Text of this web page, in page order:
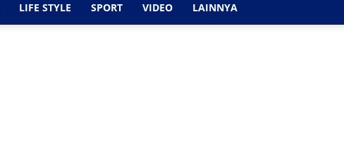
LIFE STYLE SPORT VIDEO LAINNYA